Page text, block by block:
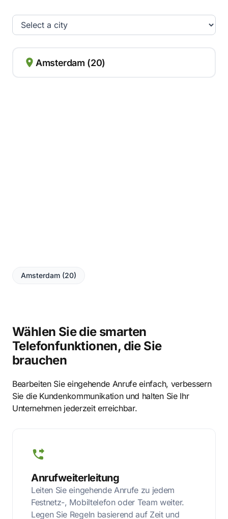
Amsterdam (20)
Amsterdam (20)
Wählen Sie die smarten
Telefonfunktionen, die Sie
brauchen
Bearbeiten Sie eingehende Anrufe einfach, verbessern
Sie die Kundenkommunikation und halten Sie Ihr
Unternehmen jederzeit erreichbar.
Anrufweiterleitung
Leiten Sie eingehende Anrufe zu jedem
Festnetz-, Mobiltelefon oder Team weiter.
Legen Sie Regeln basierend auf Zeit und